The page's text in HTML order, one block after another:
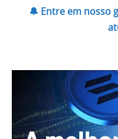
🔔 Entre em nosso